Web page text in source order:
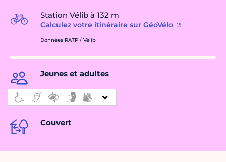
Station Vélib à 132 m
Calculez votre itinéraire sur GéoVélo
Données RATP / Vélib
Jeunes et adultes
Couvert